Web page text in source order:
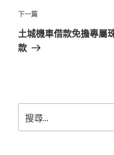
章
下
一
篇
下一篇
土城機車借款免擔專屬
款
尋